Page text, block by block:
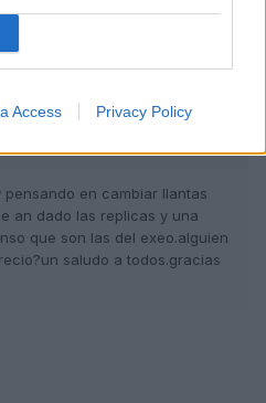
Access Privacy Policy
en cambiar llantas
an dado las replicas y una
que son las del exeo.alguien
saludo a todos.gracias